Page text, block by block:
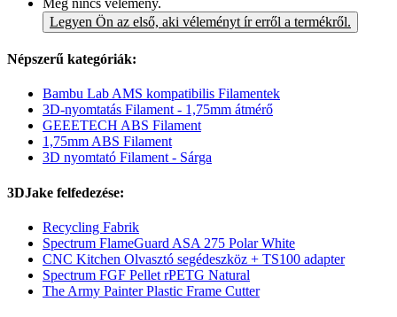
Legyen Ön az első, aki véleményt ír erről a termékről.
Népszerű kategóriák:
Bambu Lab AMS kompatibilis Filamentek
3D-nyomtatás Filament - 1,75mm átmérő
GEEETECH ABS Filament
1,75mm ABS Filament
3D nyomtató Filament - Sárga
3DJake felfedezése:
Recycling Fabrik
Spectrum FlameGuard ASA 275 Polar White
CNC Kitchen Olvasztó segédeszköz + TS100 adapter
Spectrum FGF Pellet rPETG Natural
The Army Painter Plastic Frame Cutter